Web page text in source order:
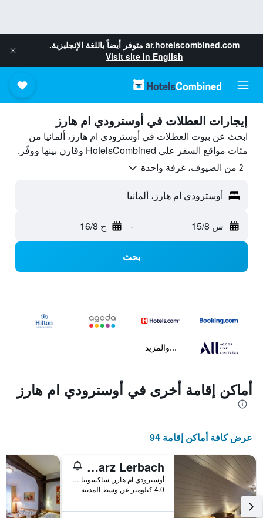
ar.hotelscombined.com متوفر أيضاً باللغة الإنجليزية.
Visit site in English
إيجارات العطلات في أوسترودي ام هارز
ابحث عن بيوت العطلات في أوسترودي ام هارز، ألمانيا من
مئات مواقع السفر على HotelsCombined وقارن بينها ووفّر.
2 من الضيوف، غرفة واحدة
أوسترودي ام هارز، ألمانيا
س 15/8 - ح 16/8
بحث
...والمزيد
أماكن إقامة أخرى في أوسترودي ام هارز
عرض كافة أماكن إقامة 94
Platell Ferienhäuser Harz Lerbach
أوسترودي ام هارز, ساكسونيا السفلى, ألمانيا
4.0 كيلومتر عن وسط المدينة